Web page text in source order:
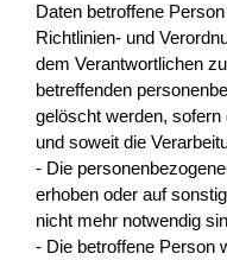
Daten betroffene
Richtlinien- und
dem Verantwortlichen
betreffenden
gelöscht werden,
und soweit die
- Die
erhoben oder auf
nicht mehr notwendig
- Die betroffene Person